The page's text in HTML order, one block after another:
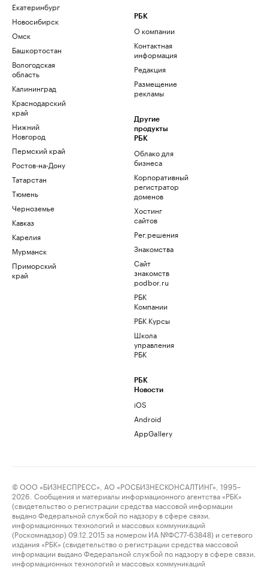
Екатеринбург
Новосибирск
Омск
Башкортостан
Вологодская
область
Калининград
Краснодарский
край
Нижний
Новгород
Пермский край
Ростов-на-Дону
Татарстан
Тюмень
Черноземье
Кавказ
Карелия
Мурманск
Приморский
край
РБК
О компании
Контактная
информация
Редакция
Размещение
рекламы
Другие
продукты
РБК
Облако для
бизнеса
Корпоративный
регистратор
доменов
Хостинг
сайтов
Рег.решения
Знакомства
Сайт
знакомств
podbor.ru
РБК
Компании
РБК Курсы
Школа
управления
РБК
РБК
Новости
iOS
Android
AppGallery
© ООО «БИЗНЕСПРЕСС», АО «РОСБИЗНЕСКОНСАЛТИНГ», 1995–
2026. Сообщения и материалы информационного агентства «РБК»
(свидетельство о регистрации средства массовой информации
выдано Федеральной службой по надзору в сфере связи,
информационных технологий и массовых коммуникаций
(Роскомнадзор) 09.12.2015 за номером ИА №ФС77-63848) и сетевого
издания «РБК» (свидетельство о регистрации средства массовой
информации выдано Федеральной службой по надзору в сфере связи,
информационных технологий и массовых коммуникаций